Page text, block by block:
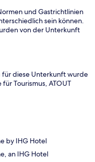
und Gastrichtlinien
sein können.
von der Unterkunft
diese Unterkunft wurde
Tourismus, ATOUT
by IHG Hotel
an IHG Hotel